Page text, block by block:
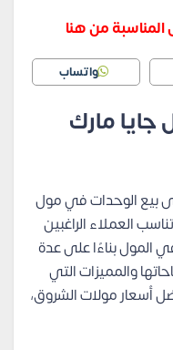
المناسبة من هنا
واتساب
مارك
بيع الوحدات في مول
العملاء الراغبين
المول بناءًا على عدة
والمميزات التي
أسعار مولات الشروق،